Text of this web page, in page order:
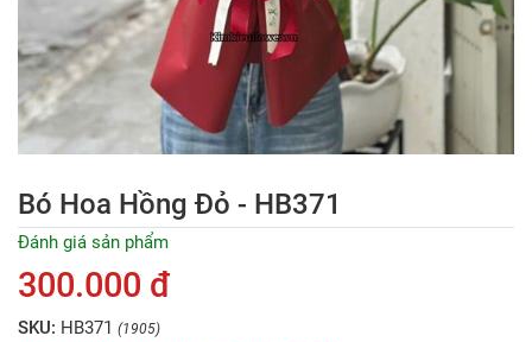
Bó Hoa Hồng Đỏ - HB371
Đánh giá sản phẩm
300.000 đ
SKU: HB371 (1905)